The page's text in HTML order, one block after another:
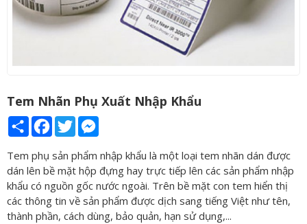
Tem Nhãn Phụ Xuất Nhập Khẩu
ShareFacebook
Twitter
Tem phụ sản phẩm nhập khẩu là một loại tem nhãn dán được
dán lên bề mặt hộp đựng hay trực tiếp lên các sản phẩm nhập
khẩu có nguồn gốc nước ngoài. Trên bề mặt con tem hiển thị
các thông tin về sản phẩm được dịch sang tiếng Việt như tên,
thành phần, cách dùng, bảo quản, hạn sử dụng,...